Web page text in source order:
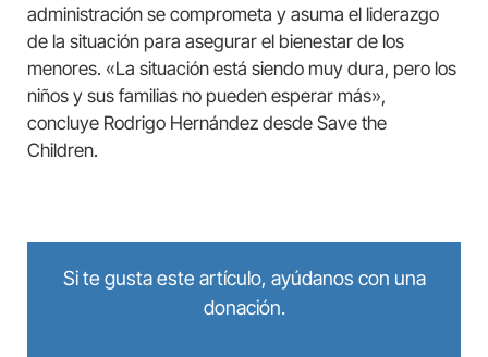
administración se comprometa y asuma el liderazgo
de la situación para asegurar el bienestar de los
menores. «La situación está siendo muy dura, pero los
niños y sus familias no pueden esperar más»,
concluye Rodrigo Hernández desde Save the
Children.
Si te gusta este artículo, ayúdanos con una
donación.